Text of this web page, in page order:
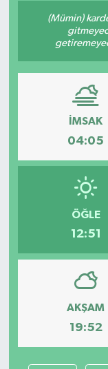
(Mümin)
İMSAK
04:05
ÖĞLE
12:51
AKŞAM
19:52
Siyaset
Spor
Vefat
Yaşam